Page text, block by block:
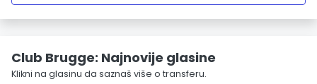
Club Brugge: Najnovije glasine
Klikni na glasinu da saznaš više o transferu.